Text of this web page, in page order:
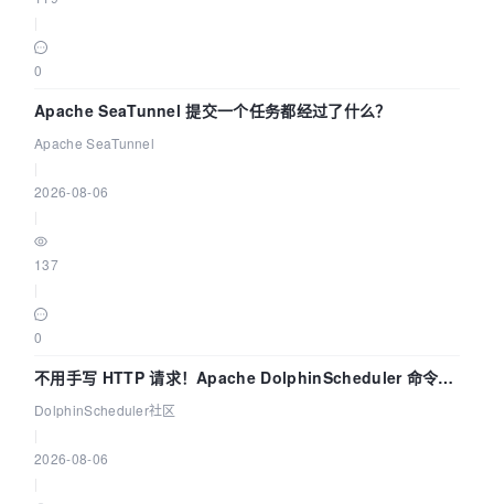
0
Apache SeaTunnel 提交一个任务都经过了什么？
Apache SeaTunnel
2026-08-06
137
0
不用手写 HTTP 请求！Apache DolphinScheduler 命令行
dsctl 两分钟上手
DolphinScheduler社区
2026-08-06